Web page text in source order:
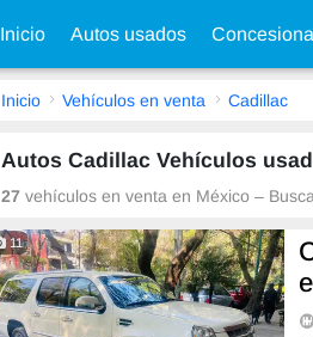
Inicio Autos usados
Inicio Vehículos en venta Cadillac
Autos Cadillac Vehículos
27 vehículos en venta en México –
11